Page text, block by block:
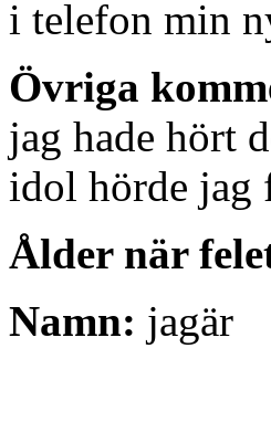
i telefon min
Övriga
jag hade hört
idol hörde jag
Ålder när
Namn: jagär